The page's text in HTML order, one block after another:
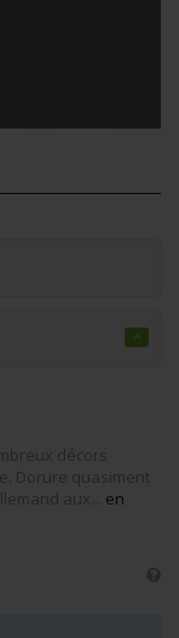
décors
Dorure quasiment
aux... en